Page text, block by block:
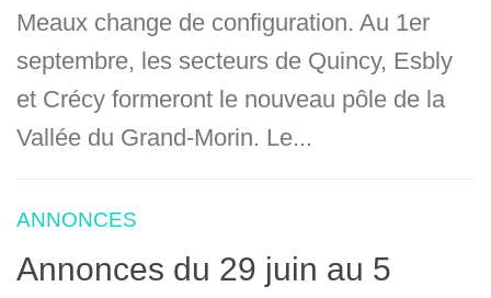
Meaux change de configuration. Au 1er
septembre, les secteurs de Quincy, Esbly
et Crécy formeront le nouveau pôle de la
Vallée du Grand-Morin. Le...
ANNONCES
Annonces du 29 juin au 5